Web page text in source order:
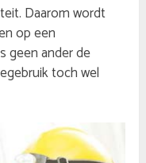
Daarom wordt
op een
geen ander de
toch wel